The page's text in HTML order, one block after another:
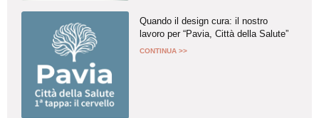
Quando il design cura: il nostro
lavoro per “Pavia, Città della Salute”
CONTINUA >>